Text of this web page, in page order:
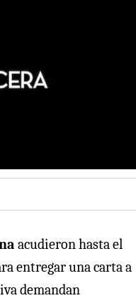
acudieron hasta el
entregar una carta a
demandan